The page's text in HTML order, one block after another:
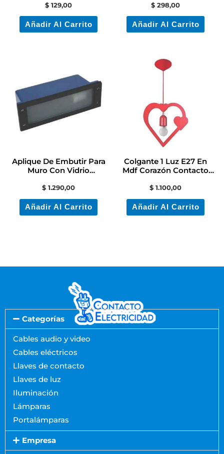
$ 129,00
Añadir Al Carrito
$ 298,00
Añadir Al Carrito
Aplique De Embutir Para
Muro Con Vidrio
$ 1.290,00
Añadir Al Carrito
Colgante 1 Luz E27 En
Mdf Corazón Contacto
$ 1.100,00
Añadir Al Carrito
Categorías
Cables audio y video
Cables eléctricos
Llaves de contacto
Llaves de luz
Iluminación
Lámparas
Portalámparas
Empresa